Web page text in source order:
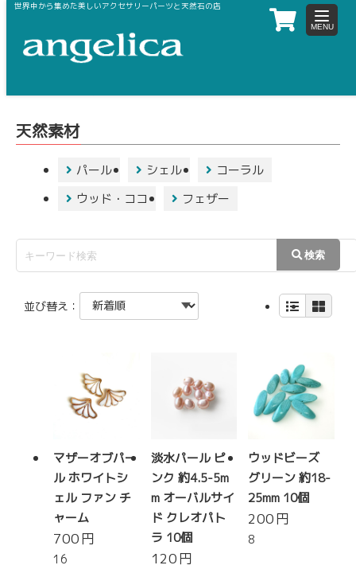
世界中から集めた美しいアクセサリーパーツと天然石の店
toggle
天然素材
パール シェル
コーラル
ウッド・ココ
フェザー
並び替え：
マザーオブパー
ル ホワイトシ
ェル ファン チ
ャーム
700円
16
淡水パール ピ
ンク 約4.5-5m
m オーバルサイ
ド クレオパト
ラ 10個
120円
ウッドビーズ
グリーン 約18-
25mm 10個
200円
8